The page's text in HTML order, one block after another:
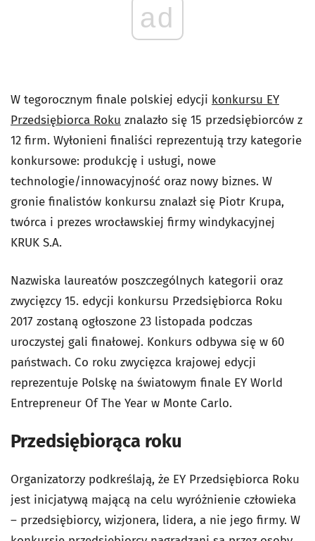
ad
W tegorocznym finale polskiej edycji konkursu EY
Przedsiębiorca Roku znalazło się 15 przedsiębiorców z
12 firm. Wyłonieni finaliści reprezentują trzy kategorie
konkursowe: produkcję i usługi, nowe
technologie/innowacyjność oraz nowy biznes. W
gronie finalistów konkursu znalazł się Piotr Krupa,
twórca i prezes wrocławskiej firmy windykacyjnej
KRUK S.A.
Nazwiska laureatów poszczególnych kategorii oraz
zwycięzcy 15. edycji konkursu Przedsiębiorca Roku
2017 zostaną ogłoszone 23 listopada podczas
uroczystej gali finałowej. Konkurs odbywa się w 60
państwach. Co roku zwycięzca krajowej edycji
reprezentuje Polskę na światowym finale EY World
Entrepreneur Of The Year w Monte Carlo.
Przedsiębiorąca roku
Organizatorzy podkreślają, że EY Przedsiębiorca Roku
jest inicjatywą mającą na celu wyróżnienie człowieka
– przedsiębiorcy, wizjonera, lidera, a nie jego firmy. W